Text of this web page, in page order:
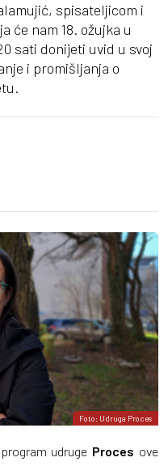
spisateljicom i
će nam 18. ožujka u
sati donijeti uvid u svoj
i promišljanja o
Foto: Udruga Proces
udruge Proces ove